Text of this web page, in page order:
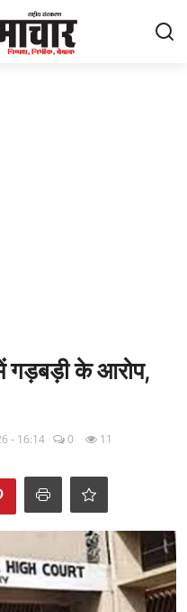
गड़बड़ी के आरोप,
- 16:14 0 11